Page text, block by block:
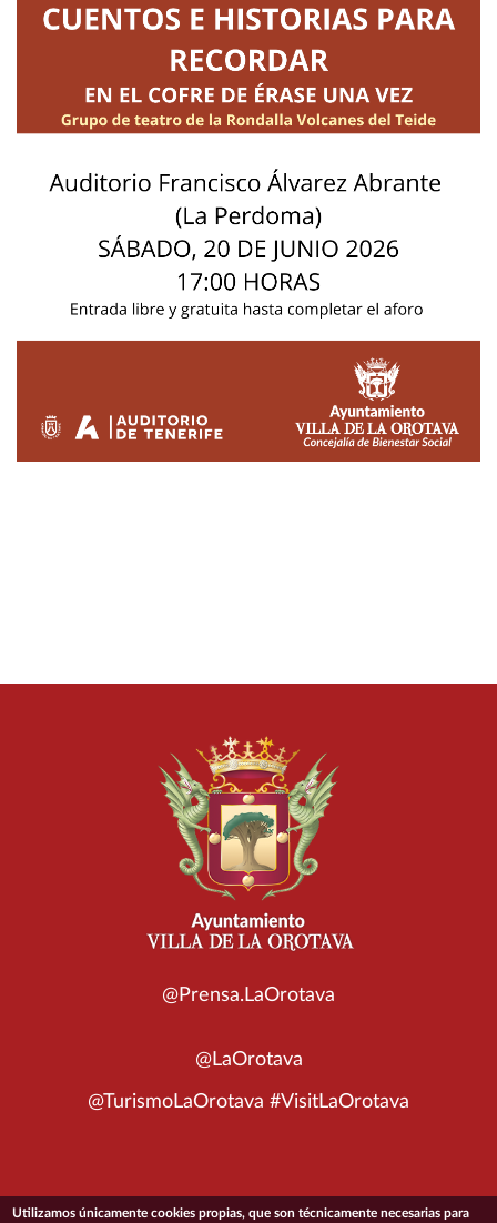
@Prensa.LaOrotava
@LaOrotava
@TurismoLaOrotava #VisitLaOrotava
Utilizamos únicamente cookies propias, que son técnicamente necesarias para